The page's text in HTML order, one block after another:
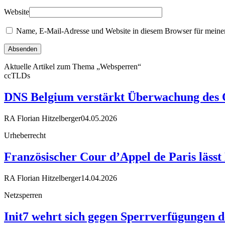
Website
Name, E-Mail-Adresse und Website in diesem Browser für
Aktuelle Artikel zum Thema „Websperren“
ccTLDs
DNS Belgium verstärkt Überwachung
RA Florian Hitzelberger04.05.2026
Urheberrecht
Französischer Cour d’Appel de Paris
RA Florian Hitzelberger14.04.2026
Netzsperren
Init7 wehrt sich gegen Sperrverfügungen